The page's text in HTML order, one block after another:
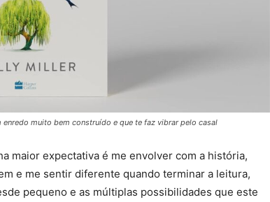
muito bem construído e que te faz vibrar pelo casal
maior expectativa é me envolver com a história,
e me sentir diferente quando terminar a leitura,
pequeno e as múltiplas possibilidades que este